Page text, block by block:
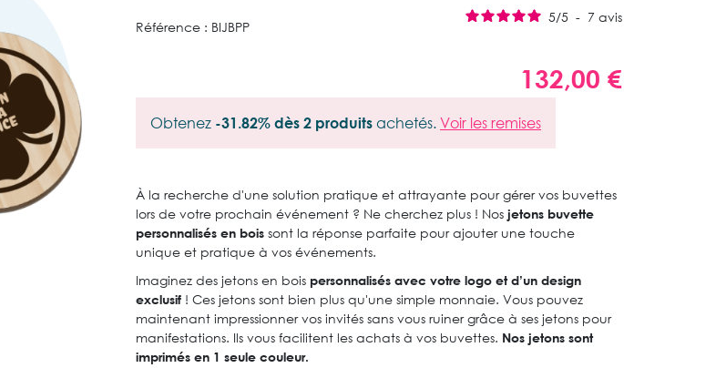
Référence : BIJBPP
5/5 - 7 avis
132,00 €
Obtenez -31.82% dès 2 produits achetés. Voir les remises
À la recherche d'une solution pratique et attrayante pour gérer vos buvettes
lors de votre prochain événement ? Ne cherchez plus ! Nos jetons buvette
personnalisés en bois sont la réponse parfaite pour ajouter une touche
unique et pratique à vos événements.
Imaginez des jetons en bois personnalisés avec votre logo et d’un design
exclusif ! Ces jetons sont bien plus qu'une simple monnaie. Vous pouvez
maintenant impressionner vos invités sans vous ruiner grâce à ses jetons pour
manifestations. Ils vous facilitent les achats à vos buvettes. Nos jetons sont
imprimés en 1 seule couleur.